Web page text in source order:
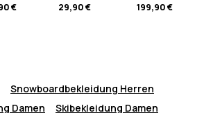
€
29,90 €
199,90 €
Snowboardbekleidung Herren
Damen
Skibekleidung Damen